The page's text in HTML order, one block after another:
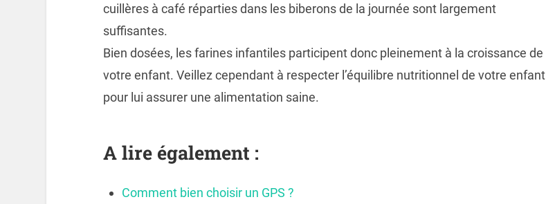
cuillères à café réparties dans les biberons de la journée sont largement
suffisantes.
Bien dosées, les farines infantiles participent donc pleinement à la croissance de
votre enfant. Veillez cependant à respecter l’équilibre nutritionnel de votre enfant
pour lui assurer une alimentation saine.
A lire également :
Comment bien choisir un GPS ?